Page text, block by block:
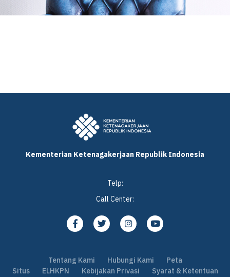
Kementerian Ketenagakerjaan Republik Indonesia
Telp:
Call Center:
Tentang Kami Hubungi Kami
Peta
Situs
ELHKPN Kebijakan Privasi Syarat & Ketentuan